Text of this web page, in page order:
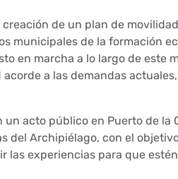
de un plan de
municipales de la formación
en marcha a lo largo de este
a las demandas
acto público en Puerto de la
Archipiélago, con el
experiencias para que